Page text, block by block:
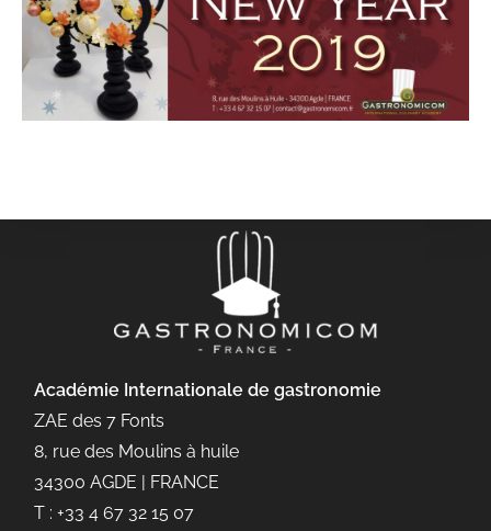
Académie Internationale de gastronomie
ZAE des 7 Fonts
8, rue des Moulins à huile
34300 AGDE | FRANCE
T : +33 4 67 32 15 07